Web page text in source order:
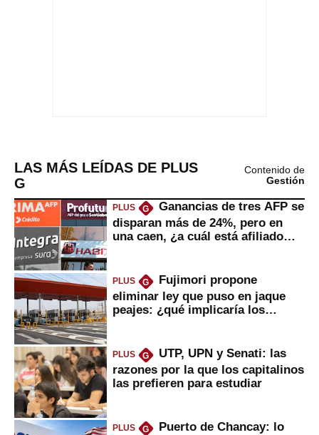
LAS MÁS LEÍDAS DE PLUS
G
Contenido de
Gestión
PLUS G
Ganancias de tres AFP se
disparan más de 24%, pero en
una caen, ¿a cuál está afiliado
PLUS G
Fujimori propone
eliminar ley que puso en jaque
peajes: ¿qué implicaría los
PLUS G
UTP, UPN y Senati: las
razones por la que los capitalinos
las prefieren para estudiar
PLUS G
Puerto de Chancay: lo